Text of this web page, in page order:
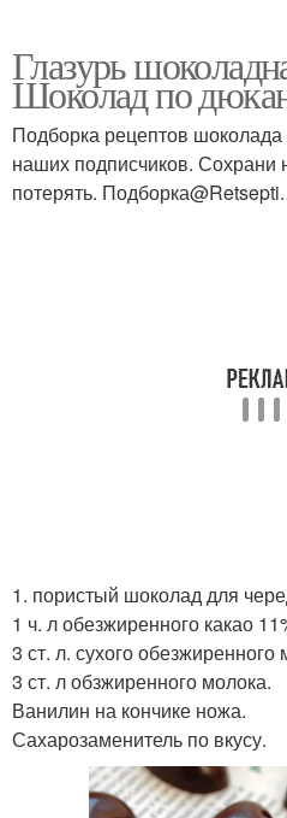
Глазурь для кулича
Глазурь для торта
Глазурь
Шоколад по
Подборка рецептов
наших подписчиков. Сохрани
потерять.
1. пористый шоколад для
1 ч. л обезжиренного какао
3 ст. л. сухого обезжиренного
3 ст. л обзжиренного молока.
Ванилин на кончике ножа.
Сахарозаменитель по вкусу.